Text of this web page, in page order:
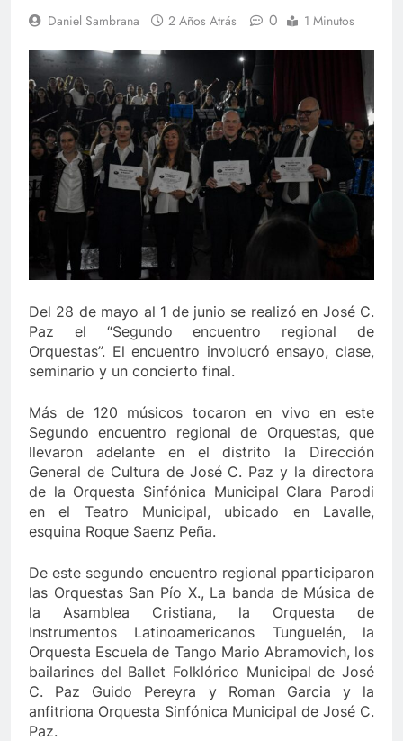
Daniel Sambrana 2 Años Atrás 0 1 Minutos
Del 28 de mayo al 1 de junio se realizó en José C.
Paz el “Segundo encuentro regional de
Orquestas”. El encuentro involucró ensayo, clase,
seminario y un concierto final.
Más de 120 músicos tocaron en vivo en este
Segundo encuentro regional de Orquestas, que
llevaron adelante en el distrito la Dirección
General de Cultura de José C. Paz y la directora
de la Orquesta Sinfónica Municipal Clara Parodi
en el Teatro Municipal, ubicado en Lavalle,
esquina Roque Saenz Peña.
De este segundo encuentro regional pparticiparon
las Orquestas San Pío X., La banda de Música de
la Asamblea Cristiana, la Orquesta de
Instrumentos Latinoamericanos Tunguelén, la
Orquesta Escuela de Tango Mario Abramovich, los
bailarines del Ballet Folklórico Municipal de José
C. Paz Guido Pereyra y Roman Garcia y la
anfitriona Orquesta Sinfónica Municipal de José C.
Paz.